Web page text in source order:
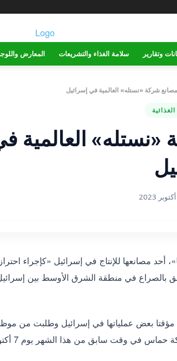
وتقارير سلامة الغذاء والتشريعات المعارض
شركة «نستله» العالمية في إسرائيل
العالمية
أحد مصانعها للإنتاج في إسرائيل «كإجراء
بالصراع في منطقة الشرق الأوسط بين
بعض عملياتها في إسرائيل وطلبت من
في وقت سابق من هذا الشهر يوم 7 أكتوبر.